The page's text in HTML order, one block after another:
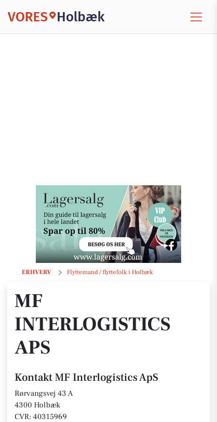
VORES Holbæk
ERHVERV Flyttemand / flyttefolk i Holbæk
MF Interlogistics ApS
MF
INTERLOGISTICS
APS
Kontakt MF Interlogistics ApS
Rørvangsvej 43 A
4300 Holbæk
CVR: 40315969